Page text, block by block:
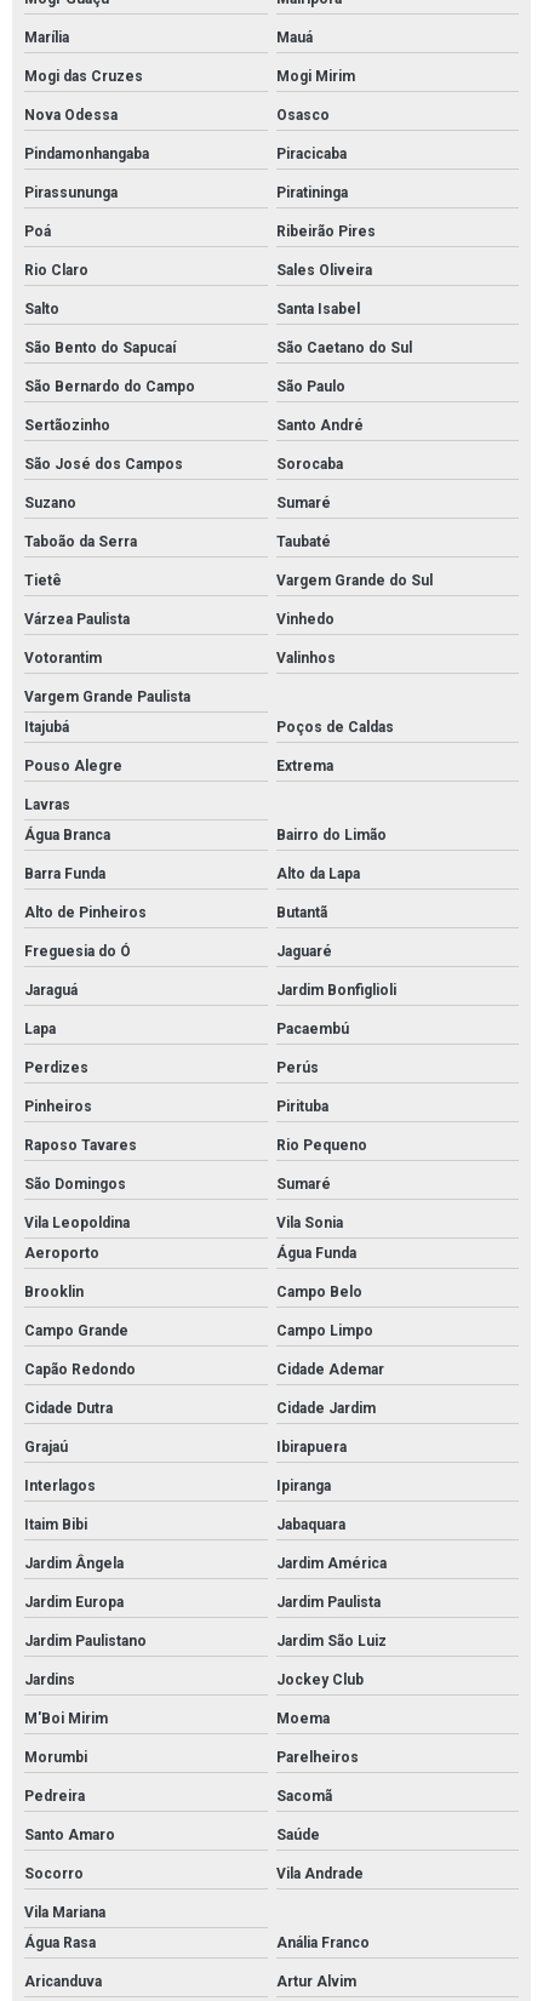
Tratamento de junta de dilatação em piso
Tratamento junta de dilatação estrutural
Tratamento lábio polimérico
Valor pintura poliuretano
Serviço de pintura epóxi para estacionamento em sp
Empresa que faz pintura de piso industrial
Pintura de piso industrial em são paulo
Pintura de piso industrial em sp
Serviço de pintura de piso industrial
Serviço de pintura de piso industrial em sp
Pintura epoxi para piso industrial em são paulo
Pintura epoxi para piso industrial em sp
Empresa de pintura epoxi para piso industrial
Serviço de pintura epoxi para piso industrial
Serviço de pintura epoxi para piso industrial em sp
Empresa de pintura epóxi industrial em são paulo
Empresa que faz pintura epóxi autonivelante
Empresa que faz pintura epóxi autonivelante em sp
Serviço de pintura epóxi autonivelante
Serviço de pintura epóxi autonivelante em sp
Pintura epóxi autonivelante em são paulo
Empresa de pintura epóxi autonivelante em são paulo
Pintura de poliuretano autonivelante em sp
Pintura de poliuretano autonivelante em são paulo
Empresa de pintura de poliuretano autonivelante
Serviço de pintura de poliuretano autonivelante
Pintura com tinta pu em são paulo
Pintura com tinta poliuretano em sp
Pintura com tinta poliuretano em são paulo
Serviço de pintura com tinta de poliuretano
Serviço de pintura com tinta pu
Pintura poliuretano em sp
Pintura poliuretano em são paulo
Serviço de pintura epóxi em são paulo
Serviço de pintura epóxi em sp
Pintura de garagem com epóxi em sp
Pintura de garagem com epóxi em são paulo
Serviço de revestimento epóxi em sp
Serviço de revestimento epóxi em são paulo
Serviço de pintura de quadra poliesportiva
Pintura epóxi para estacionamento em sp
Serviço de pintura epóxi
Marília Mauá
Mogi das Cruzes Mogi Mirim
Nova Odessa Osasco
Pindamonhangaba Piracicaba
Pirassununga Piratininga
Poá Ribeirão Pires
Rio Claro Sales Oliveira
Salto Santa Isabel
São Bento do Sapucaí São Caetano do Sul
São Bernardo do Campo São Paulo
Sertãozinho Santo André
São José dos Campos Sorocaba
Suzano Sumaré
Taboão da Serra Taubaté
Tietê Vargem Grande do Sul
Várzea Paulista Vinhedo
Votorantim Valinhos
Vargem Grande Paulista
Itajubá
Poços de Caldas
Pouso Alegre Extrema
Lavras
Água Branca
Bairro do Limão
Barra Funda Alto da Lapa
Alto de Pinheiros Butantã
Freguesia do Ó Jaguaré
Jaraguá Jardim Bonfiglioli
Lapa Pacaembú
Perdizes Perús
Pinheiros Pirituba
Raposo Tavares Rio Pequeno
São Domingos Sumaré
Vila Leopoldina
Vila Sonia
Aeroporto
Água Funda
Brooklin Campo Belo
Campo Grande Campo Limpo
Capão Redondo Cidade Ademar
Cidade Dutra Cidade Jardim
Grajaú Ibirapuera
Interlagos Ipiranga
Itaim Bibi Jabaquara
Jardim Ângela Jardim América
Jardim Europa Jardim Paulista
Jardim Paulistano Jardim São Luiz
Jardins Jockey Club
M'Boi Mirim Moema
Morumbi Parelheiros
Pedreira Sacomã
Santo Amaro Saúde
Socorro Vila Andrade
Vila Mariana
Água Rasa
Anália Franco
Aricanduva Artur Alvim